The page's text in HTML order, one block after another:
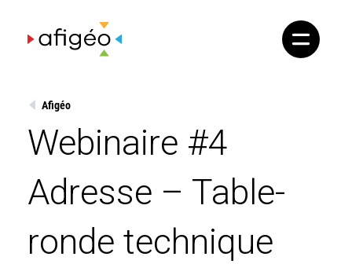
content
Afigéo
Webinaire #4
Adresse – Table-
ronde technique